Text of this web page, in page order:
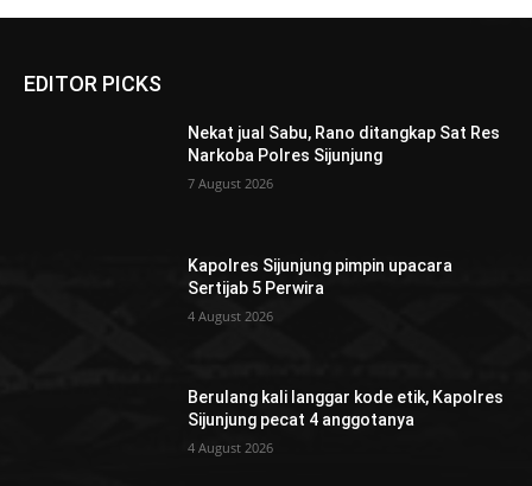
EDITOR PICKS
Nekat jual Sabu, Rano ditangkap Sat Res
Narkoba Polres Sijunjung
7 August 2026
Kapolres Sijunjung pimpin upacara
Sertijab 5 Perwira
4 August 2026
Berulang kali langgar kode etik, Kapolres
Sijunjung pecat 4 anggotanya
4 August 2026